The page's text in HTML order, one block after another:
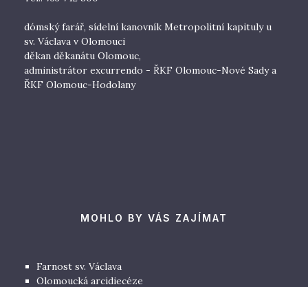
dómský farář, sídelní kanovník Metropolitní kapituly u
sv. Václava v Olomouci
děkan děkanátu Olomouc,
administrátor excurrendo - ŘKF Olomouc-Nové Sady a
ŘKF Olomouc-Hodolany
MOHLO BY VÁS ZAJÍMAT
Farnost sv. Václava
Olomoucká arcidiecéze